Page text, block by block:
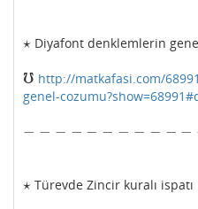
⋆
⋆Diyafont denklemlerin
℧
℧ http://matkafasi.com/
genel-
− − − − − − − − − − −
−− −− −− −−− −− −− −− −
⋆
⋆Türevde Zincir kuralı ispatı